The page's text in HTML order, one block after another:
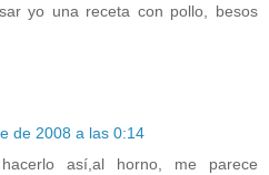
yo una receta con pollo, besos
de 2008 a las 0:14
hacerlo así,al horno, me parece